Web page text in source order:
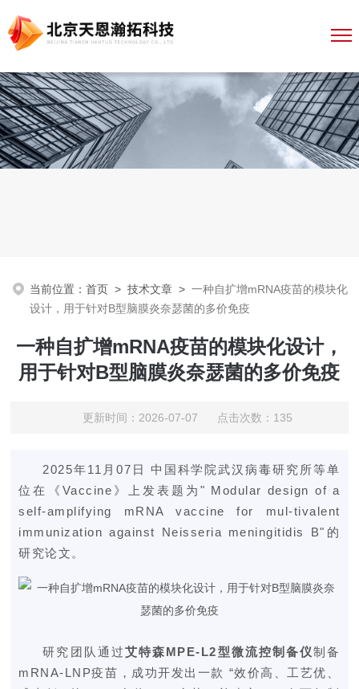
当前位置：首页 >技术文章 >一种自扩增mRNA疫苗的模块化
设计，用于针对B型脑膜炎奈瑟菌的多价免疫
一种自扩增mRNA疫苗的模块化设计，
用于针对B型脑膜炎奈瑟菌的多价免疫
更新时间：2026-07-07 点击次数：135
2025年11月07日 中国科学院武汉病毒研究所等单
位在《 Vaccine 》上发表题为" Modular design of a
self-amplifying mRNA vaccine for mul-tivalent
immunization against Neisseria meningitidis B"的
研究论文。
研究团队通过艾特森MPE-L2型微流控制备仪制备
mRNA-LNP疫苗，成功开发出一款 “效价高、工艺优、